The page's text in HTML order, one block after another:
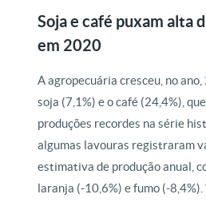
Soja e café puxam alta
em 2020
A agropecuária cresceu, no ano,
soja (7,1%) e o café (24,4%),
produções recordes na série
algumas lavouras registraram
estimativa de produção anual,
laranja (-10,6%) e fumo (-8,4%).